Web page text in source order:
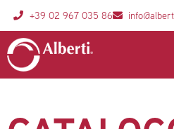
+39 02 967 035 86